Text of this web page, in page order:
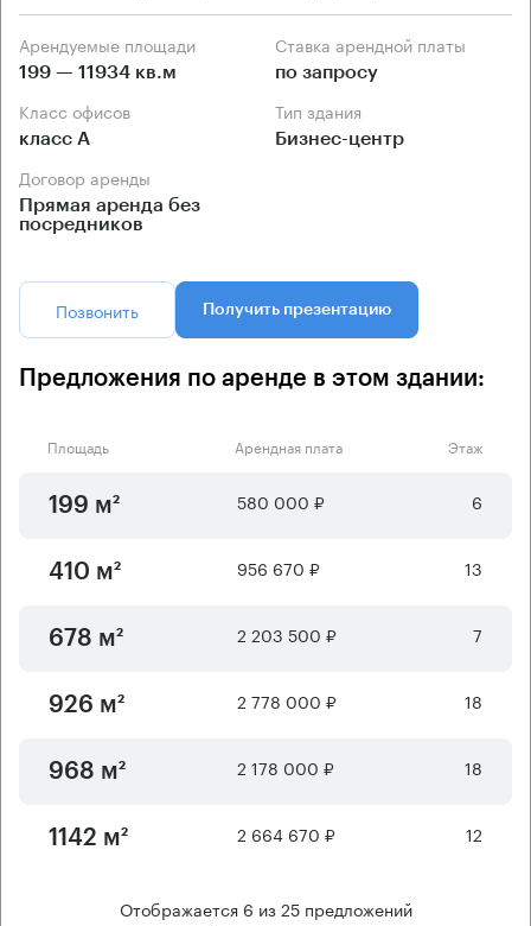
Арендуемые площади
199 — 11934 кв.м
Ставка арендной платы
по запросу
Класс офисов
класс А
Тип здания
Бизнес-центр
Договор аренды
Прямая аренда без
посредников
Позвонить Получить презентацию
Предложения по аренде в этом здании:
Площадь Арендная плата Этаж
199 м² 580 000 ₽ 6
410 м² 956 670 ₽ 13
678 м² 2 203 500 ₽ 7
926 м² 2 778 000 ₽ 18
968 м² 2 178 000 ₽ 18
1142 м² 2 664 670 ₽ 12
Отображается 6 из25предложений